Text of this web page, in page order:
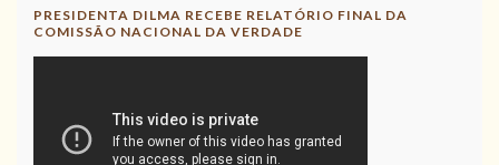
PRESIDENTA DILMA RECEBE RELATÓRIO FINAL DA
COMISSÃO NACIONAL DA VERDADE